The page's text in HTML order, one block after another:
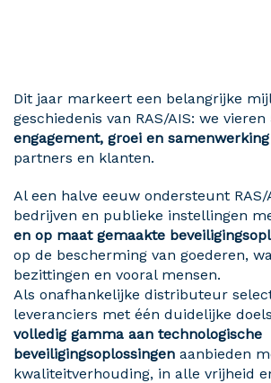
Dit jaar markeert een belangrijke
geschiedenis van RAS/AIS: we vieren
engagement, groei en samenwerking
partners en klanten.
Al een halve eeuw ondersteunt
bedrijven en publieke instellingen
en op maat gemaakte
op de bescherming van goederen,
bezittingen en vooral mensen.
Als onafhankelijke distributeur
leveranciers met één duidelijke
volledig gamma aan technologische
beveiligingsoplossingen aanbieden
kwaliteitverhouding, in alle vrijheid